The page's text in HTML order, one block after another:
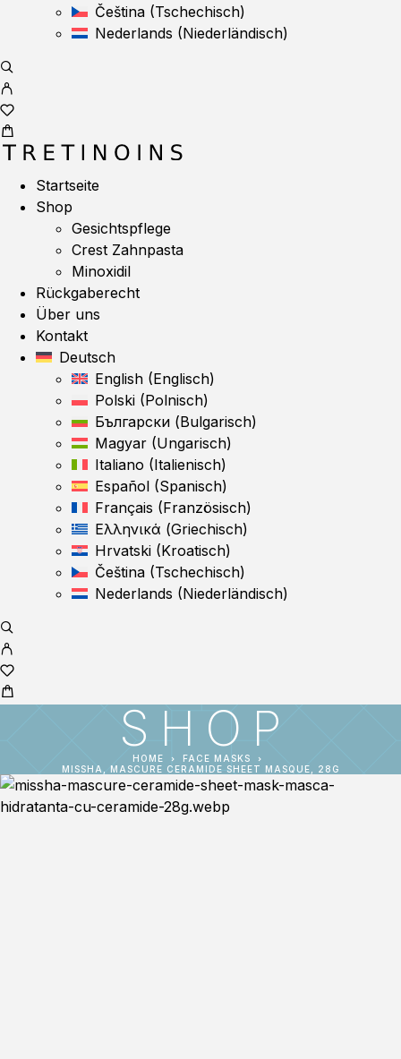
Čeština (Tschechisch)
Nederlands (Niederländisch)
Startseite
Shop
Gesichtspflege
Crest Zahnpasta
Minoxidil
Rückgaberecht
Über uns
Kontakt
Deutsch
English (Englisch)
Polski (Polnisch)
Български (Bulgarisch)
Magyar (Ungarisch)
Italiano (Italienisch)
Español (Spanisch)
Français (Französisch)
Ελληνικά (Griechisch)
Hrvatski (Kroatisch)
Čeština (Tschechisch)
Nederlands (Niederländisch)
SHOP
HOME
FACE MASKS
MISSHA, MASCURE CERAMIDE SHEET MASQUE, 28G